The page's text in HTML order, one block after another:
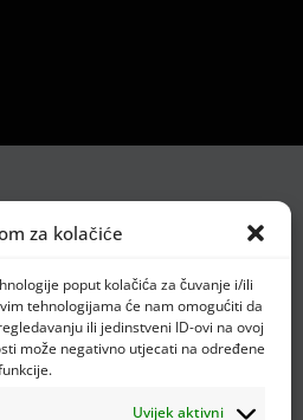
za kolačiće
poput kolačića za čuvanje i/ili
tehnologijama će nam omogućiti da
ili jedinstveni ID-ovi na ovoj
može negativno utjecati na određene
Uvijek aktivni